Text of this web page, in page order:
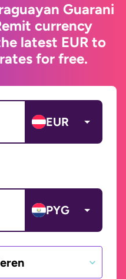
Guarani
currency
latest EUR to
for free.
EUR
PYG